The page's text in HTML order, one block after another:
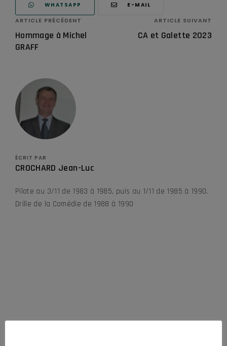
WHATSAPP E-MAIL
ARTICLE PRÉCÉDENT
Hommage à Michel
GRAFF
ARTICLE SUIVANT
CA et Galette 2023
ÉCRIT PAR
CROCHARD Jean-Luc
Pilote au 3/11 de 1983 à 1985, puis au 1/11 de 1985 à 1990.
Drille de la Comédie de 1988 à 1990